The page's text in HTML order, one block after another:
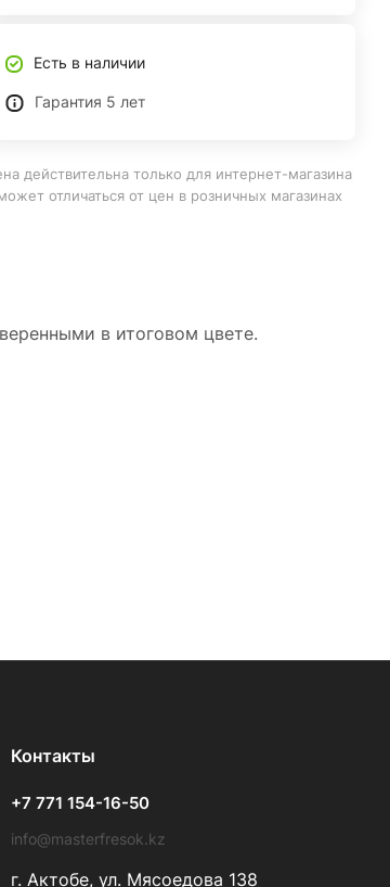
Есть в наличии
Гарантия 5 лет
действительна только для интернет-магазина
отличаться от цен в розничных магазинах
в итоговом цвете.
Контакты
+7 771 154-16-50
info@masterfresok.kz
г. Актобе, ул. Мясоедова 138